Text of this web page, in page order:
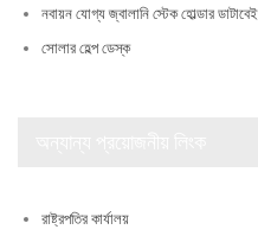
নবায়ন যোগ্য জ্বালানি স্টেক হোল্ডার
সোলার হেল্প ডেস্ক
রাষ্ট্রপতির কার্যালয়